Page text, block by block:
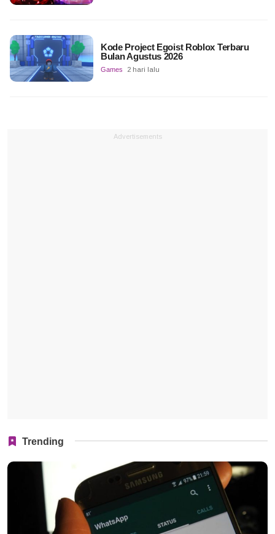
Kode Project Egoist Roblox Terbaru
Bulan Agustus 2026
Games 2 hari lalu
Advertisements
Trending